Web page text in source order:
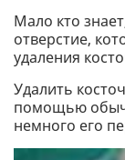
Мало кто
отверстие,
удаления
Удалить
помощью
немного его